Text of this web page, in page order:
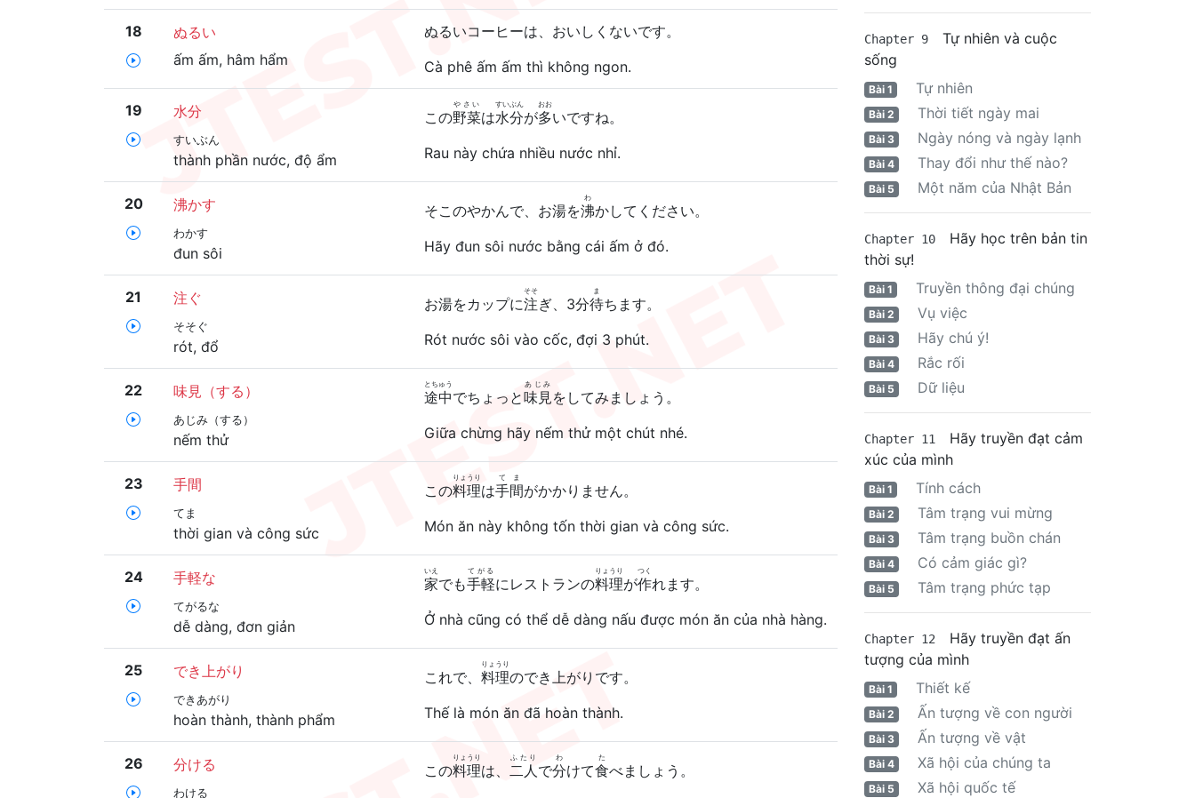
18
ぬるい
ấm ấm, hâm hẩm
ぬるいコーヒーは、おいしくないです。
Cà phê ấm ấm thì không ngon.
19 水分
すいぶん
thành phần nước, độ ẩm
この野菜
やさい
は水分
すいぶん
が多
おお
いですね。
Rau này chứa nhiều nước nhỉ.
20 沸かす
わかす
đun sôi
そこのやかんで、お湯を沸
わ
かしてください。
Hãy đun sôi nước bằng cái ấm ở đó.
21 注ぐ
そそぐ
rót, đổ
お湯をカップに注
そそ
ぎ、3分待
ま
ちます。
Rót nước sôi vào cốc, đợi 3 phút.
22 味見（する）
あじみ（する）
nếm thử
途中
とちゅう
でちょっと味見
あじみ
をしてみましょう。
Giữa chừng hãy nếm thử một chút nhé.
23 手間
てま
thời gian và công sức
この料理
りょうり
は手間
てま
がかかりません。
Món ăn này không tốn thời gian và công sức.
24 手軽な
てがるな
dễ dàng, đơn giản
家
いえ
でも手軽
てがる
にレストランの料理
りょうり
が作
つく
れます。
Ở nhà cũng có thể dễ dàng nấu được món ăn của nhà hàng.
25 でき上がり
できあがり
hoàn thành, thành phẩm
これで、 料理
りょうり
のでき上がりです。
Thế là món ăn đã hoàn thành.
26 分ける
わける
この料理
りょうり
は、 二人
ふたり
で分
わ
けて食
た
べましょう。
Chapter 9
Tự nhiên và cuộc
sống
Bài 1 Tự nhiên
Bài 2 Thời tiết ngày mai
Bài 3 Ngày nóng và ngày lạnh
Bài 4 Thay đổi như thế nào?
Bài 5 Một năm của Nhật Bản
Chapter 10
Hãy học trên bản tin
thời sự!
Bài 1 Truyền thông đại chúng
Bài 2 Vụ việc
Bài 3 Hãy chú ý!
Bài 4 Rắc rối
Bài 5 Dữ liệu
Chapter 11
Hãy truyền đạt cảm
xúc của mình
Bài 1 Tính cách
Bài 2 Tâm trạng vui mừng
Bài 3 Tâm trạng buồn chán
Bài 4 Có cảm giác gì?
Bài 5 Tâm trạng phức tạp
Chapter 12
Hãy truyền đạt ấn
tượng của mình
Bài 1 Thiết kế
Bài 2 Ấn tượng về con người
Bài 3 Ấn tượng về vật
Bài 4 Xã hội của chúng ta
Bài 5 Xã hội quốc tế